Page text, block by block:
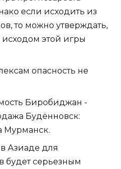
если исходить из
то можно утверждать,
этой игры
опасность не
Биробиджан -
Будённовск:
Мурманск.
Азиаде для
будет серьезным